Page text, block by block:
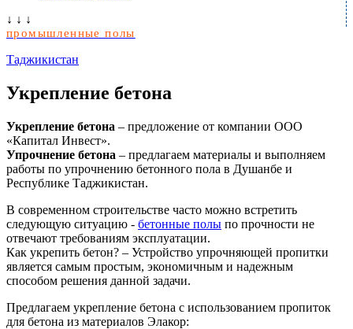
↓ ↓ ↓
промышленные полы
Таджикистан
Укрепление бетона
Укрепление бетона – предложение от компании ООО
«Капитал Инвест».
Упрочнение бетона – предлагаем материалы и выполняем
работы по упрочнению бетонного пола в Душанбе и
Республике Таджикистан.
В современном строительстве часто можно встретить
следующую ситуацию - бетонные полы по прочности не
отвечают требованиям эксплуатации.
Как укрепить бетон? – Устройство упрочняющей пропитки
является самым простым, экономичным и надежным
способом решения данной задачи.
Предлагаем укрепление бетона с использованием пропиток
для бетона из материалов Элакор: